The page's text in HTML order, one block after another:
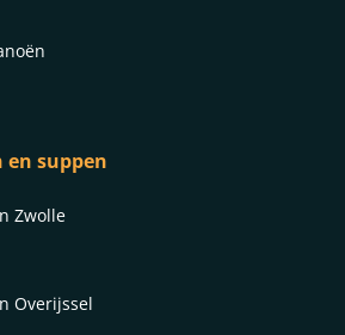
suppen
Zwolle
Overijssel